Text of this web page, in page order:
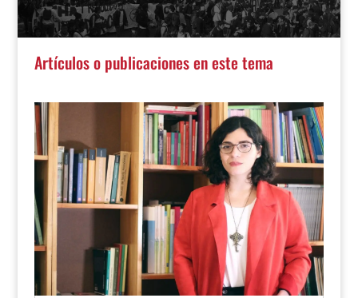
Artículos o publicaciones en este tema